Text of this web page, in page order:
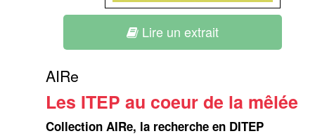
Lire un extrait
AIRe
Les ITEP au coeur de la mêlée
Collection AIRe, la recherche en DITEP